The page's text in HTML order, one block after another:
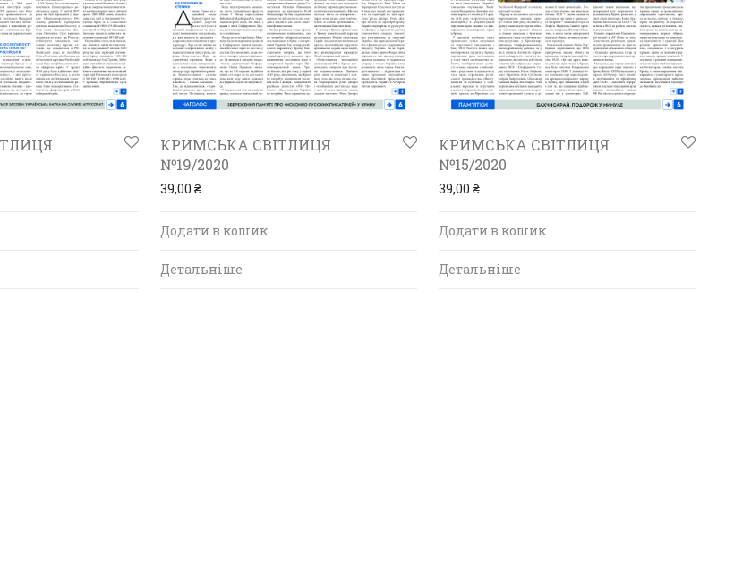
КРИМСЬКА СВІТЛИЦЯ
№19/2020
39,00 ₴
Додати в кошик
Детальніше
КРИМСЬКА СВІТЛИЦЯ
№15/2020
39,00 ₴
Додати в кошик
Детальніше